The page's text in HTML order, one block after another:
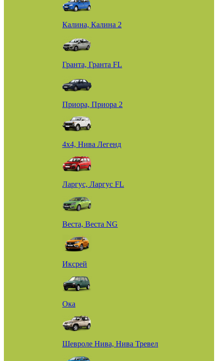
Калина, Калина 2
Гранта, Гранта FL
Приора, Приора 2
4х4, Нива Легенд
Ларгус, Ларгус FL
Веста, Веста NG
Иксрей
Ока
Шевроле Нива, Нива Тревел